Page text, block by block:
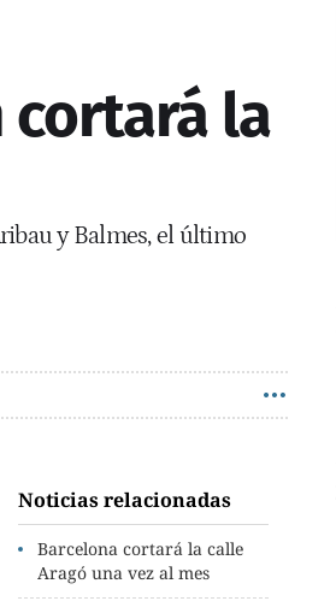
la
y Balmes, el último
Noticias relacionadas
Barcelona cortará la calle
Aragó una vez al mes